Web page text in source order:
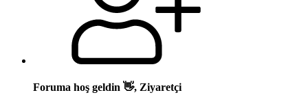
Foruma hoş geldin 👋, Ziyaretçi